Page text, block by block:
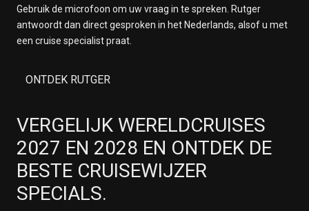
Gebruik de microfoon om uw vraag in te spreken. Rutger
antwoordt dan direct gesproken in het Nederlands, alsof u met
een cruise specialist praat.
ONTDEK RUTGER
VERGELIJK WERELDCRUISES
2027 EN 2028 EN ONTDEK DE
BESTE CRUISEWIJZER
SPECIALS.